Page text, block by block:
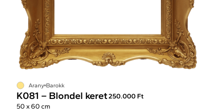
Arany Barokk
K081 – Blondel keret250.000 Ft
50 x 60 cm